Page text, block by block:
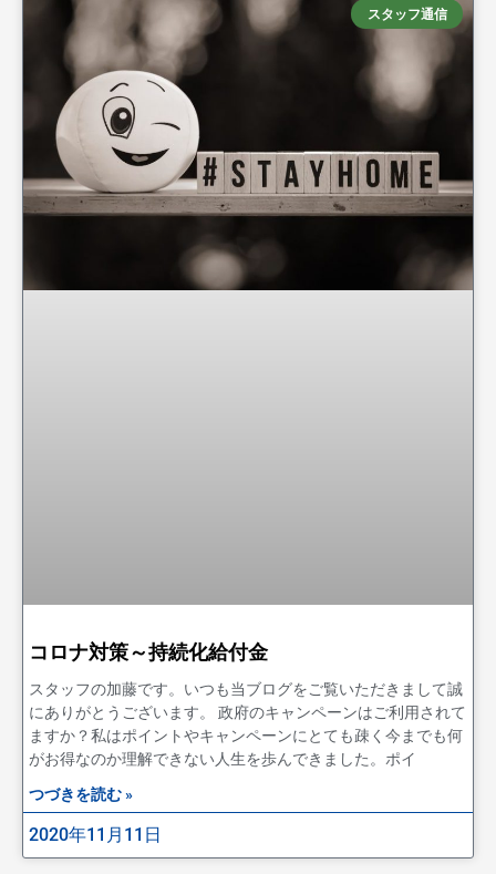
スタッフ通信
コロナ対策～持続化給付金
スタッフの加藤です。いつも当ブログをご覧いただきまして誠
にありがとうございます。 政府のキャンペーンはご利用されて
ますか？私はポイントやキャンペーンにとても疎く今までも何
がお得なのか理解できない人生を歩んできました。ポイ
つづきを読む »
2020年11月11日